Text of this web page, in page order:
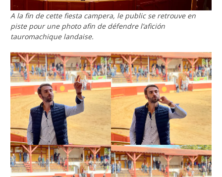
A la fin de cette fiesta campera, le public se retrouve en
piste pour une photo afin de défendre l’afición
tauromachique landaise.